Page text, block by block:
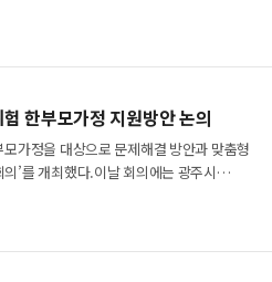
한부모가정 지원방안 논의
가정을 대상으로 문제해결 방안과 맞춤형
’를 개최했다.이날 회의에는 광주시
성가족